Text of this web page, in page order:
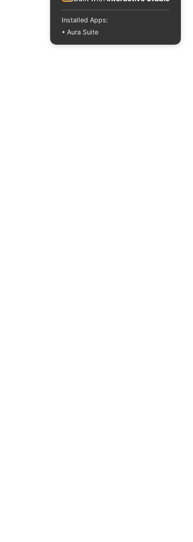
Installed Apps:
• Aura Suite